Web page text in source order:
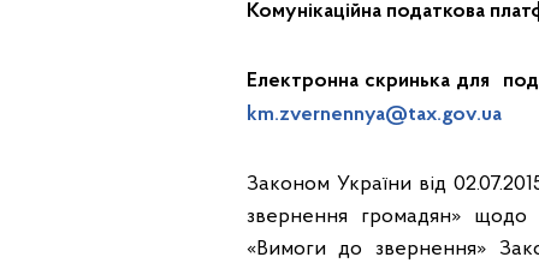
Комунікаційна податкова
Електронна скринька для
km.zvernennya@tax.gov.ua
Законом України від
звернення громадян» щодо
«Вимоги до звернення»